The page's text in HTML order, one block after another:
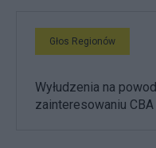
Głos Regionów
Wyłudzenia na
zainteresowaniu CBA